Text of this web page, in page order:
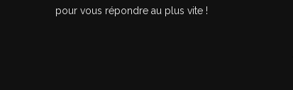
pour vous répondre au plus vite !